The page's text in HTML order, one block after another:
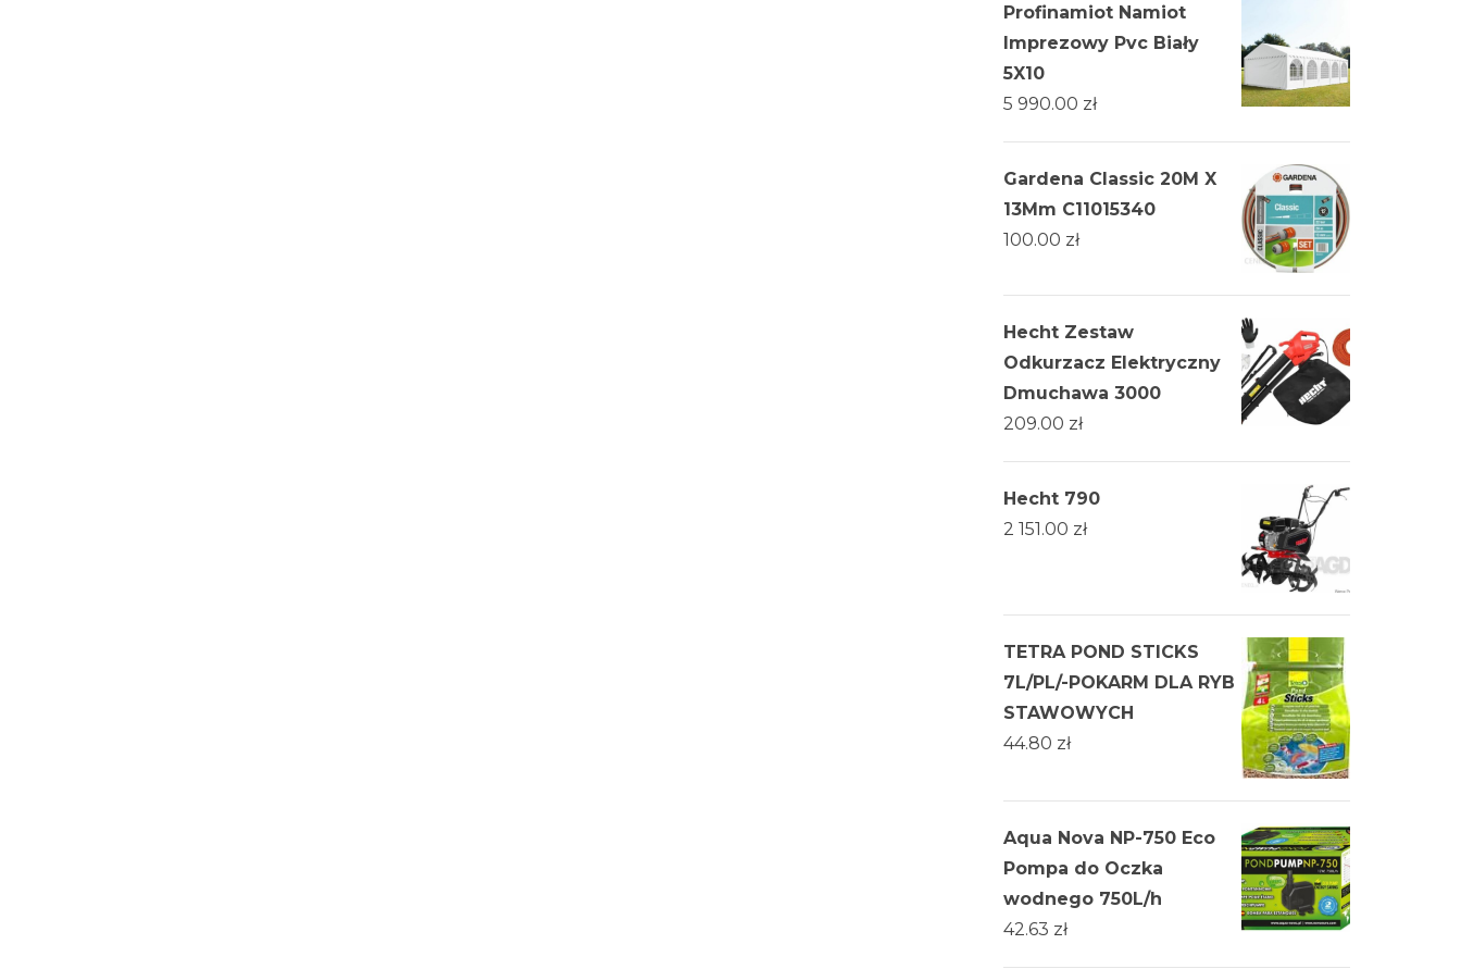
Profinamiot Namiot
Imprezowy Pvc Biały
5X10
5 990.00 zł
Gardena Classic 20M X
13Mm C11015340
100.00 zł
Hecht Zestaw
Odkurzacz Elektryczny
Dmuchawa 3000
209.00 zł
Hecht 790
2 151.00 zł
TETRA POND STICKS
7L/PL/-POKARM DLA RYB
STAWOWYCH
44.80 zł
Aqua Nova NP-750 Eco
Pompa do Oczka
wodnego 750L/h
42.63 zł